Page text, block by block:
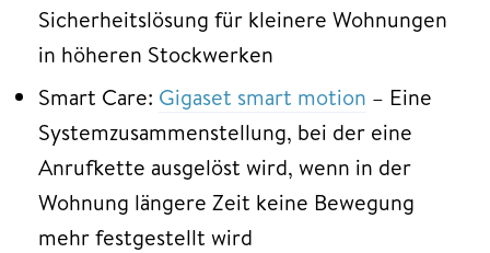
Sicherheitslösung für kleinere Wohnungen
in höheren Stockwerken
Smart Care: Gigaset smart motion – Eine
Systemzusammenstellung, bei der eine
Anrufkette ausgelöst wird, wenn in der
Wohnung längere Zeit keine Bewegung
mehr festgestellt wird